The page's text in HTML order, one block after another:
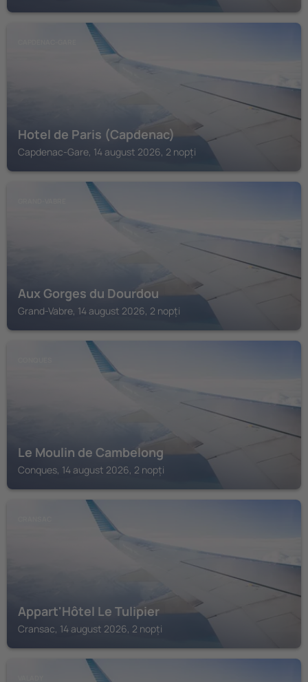
Hotel de Paris (Capdenac)
Capdenac-Gare, 14 august 2026, 2 nopți
Aux Gorges du Dourdou
Grand-Vabre, 14 august 2026, 2 nopți
Le Moulin de Cambelong
Conques, 14 august 2026, 2 nopți
Appart'Hôtel Le Tulipier
Cransac, 14 august 2026, 2 nopți